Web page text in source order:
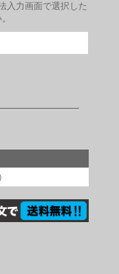
入力画面で選択した